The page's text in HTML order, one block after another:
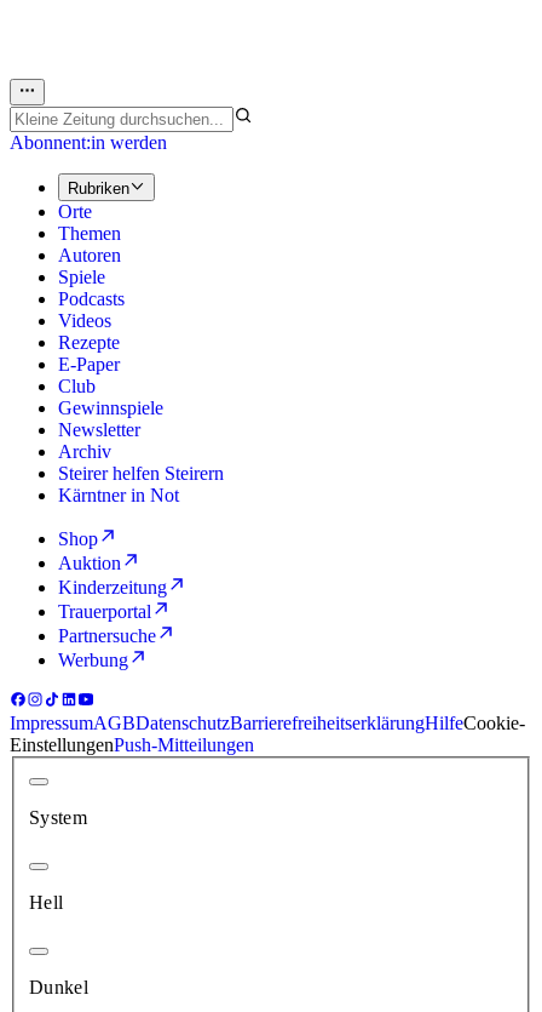
Abonnent:in werden
Rubriken
Orte
Themen
Autoren
Spiele
Podcasts
Videos
Rezepte
E-Paper
Club
Gewinnspiele
Newsletter
Archiv
Steirer helfen Steirern
Kärntner in Not
Shop
Auktion
Kinderzeitung
Trauerportal
Partnersuche
Werbung
ImpressumAGBDatenschutzBarrierefreiheitserklärungHilfeCookie-
EinstellungenPush-Mitteilungen
System
Hell
Dunkel